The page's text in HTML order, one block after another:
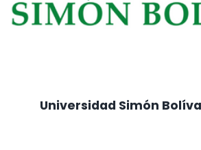
Universidad Simón